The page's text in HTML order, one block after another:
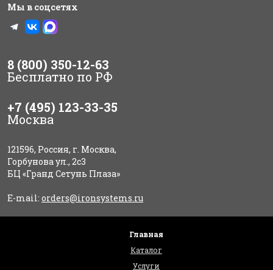
Мы в соцсетях
8 (800) 350-12-63
Бесплатно по РФ
+7 (495) 123-33-35
Москва
121596, Россия, г. Москва,
Горбунова ул., 2с3
БЦ «Гранд Сетунь Плаза»
E-mail: orders@ironsystems.ru
Главная
Каталог
Услуги